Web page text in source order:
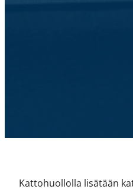
Kattohuollolla lisätään